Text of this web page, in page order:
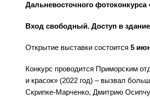
Дальневосточного фотоконкурса
Вход свободный. Доступ в
Открытие выставки состоится 5
Конкурс проводится Приморским
и красок» (2022 год) – вызвал
Скрипке-Марченко, Дмитрию